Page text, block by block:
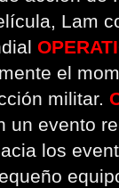
Lam
el
militar.
un evento
los